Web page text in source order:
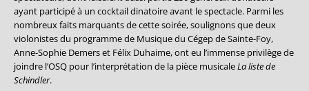
ayant participé à un cocktail dinatoire avant le spectacle. Parmi les
nombreux faits marquants de cette soirée, soulignons que deux
violonistes du programme de Musique du Cégep de Sainte-Foy,
Anne-Sophie Demers et Félix Duhaime, ont eu l’immense privilège de
joindre l’OSQ pour l’interprétation de la pièce musicaleLa liste de
Schindler.